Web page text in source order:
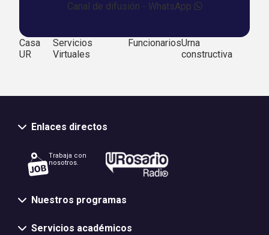
Canal de difusión - WhatsApp
Casa
UR
Servicios
Virtuales
FuncionariosUrna
constructiva
Enlaces directos
Trabaja con
nosotros.
Nuestros programas
Servicios académicos